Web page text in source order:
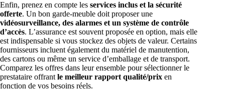
Enfin, prenez en compte les services inclus et la sécurité
offerte. Un bon garde-meuble doit proposer une
vidéosurveillance, des alarmes et un système de contrôle
d’accès. L’assurance est souvent proposée en option, mais elle
est indispensable si vous stockez des objets de valeur. Certains
fournisseurs incluent également du matériel de manutention,
des cartons ou même un service d’emballage et de transport.
Comparez les offres dans leur ensemble pour sélectionner le
prestataire offrantle meilleur rapport qualité/prix en
fonction de vos besoins réels.